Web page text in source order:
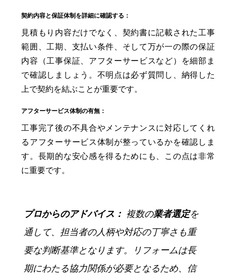
契約内容と保証体制を詳細に確認する：
見積もり内容だけでなく、契約書に記載された工事
範囲、工期、支払い条件、そして万が一の際の保証
内容（工事保証、アフターサービスなど）を細部ま
で確認しましょう。不明点は必ず質問し、納得した
上で契約を結ぶことが重要です。
アフターサービス体制の有無：
工事完了後の不具合やメンテナンスに対応してくれ
るアフターサービス体制が整っているかを確認しま
す。長期的な安心感を得るためにも、この点は非常
に重要です。
プロからのアドバイス： 複数の業者選定を
通して、担当者の人柄や対応の丁寧さも重
要な判断基準となります。リフォームは長
期にわたる協力関係が必要となるため、信